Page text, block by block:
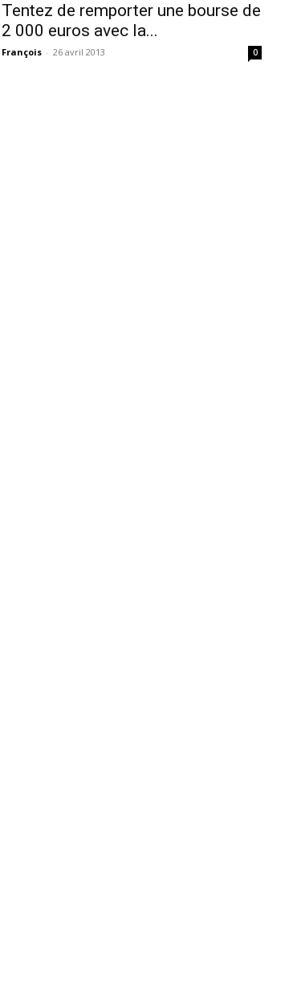
Tentez de remporter une bourse de
2 000 euros avec la...
François - 26 avril 2013 0